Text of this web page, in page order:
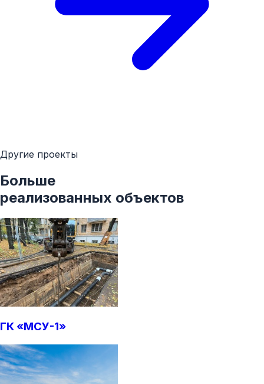
Другие проекты
Больше
реализованных объектов
ГК «МСУ-1»